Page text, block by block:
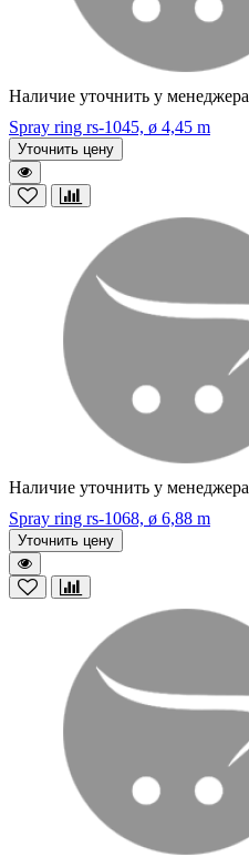
Наличие уточнить у менеджера
Spray ring rs-1045, ø 4,45 m
Уточнить цену
Наличие уточнить у менеджера
Spray ring rs-1068, ø 6,88 m
Уточнить цену